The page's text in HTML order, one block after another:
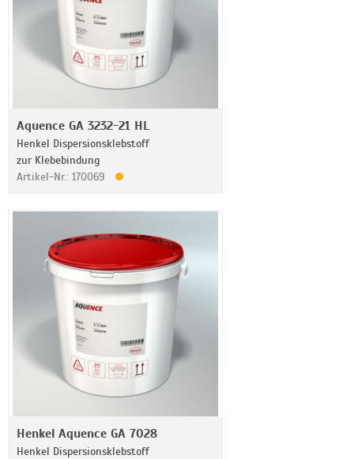
Aquence GA 3232-21 HL
Henkel Dispersionsklebstoff
zur Klebebindung
Artikel-Nr.: 170069
Henkel Aquence GA 7028
Henkel Dispersionsklebstoff